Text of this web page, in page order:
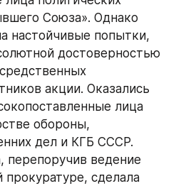
Союза». Однако
настойчивые попытки,
достоверностью
акции. Оказались
лица
обороны,
дел и КГБ СССР.
перепоручив ведение
прокуратуре, сделала